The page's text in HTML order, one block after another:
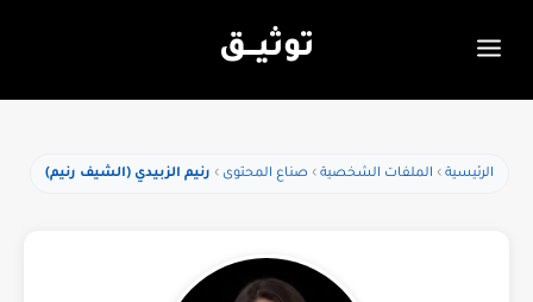
توثيـــق
الرئيسية الملفات الشخصية صناع المحتوى رنيم الزبيدي (الشيف رنيم)